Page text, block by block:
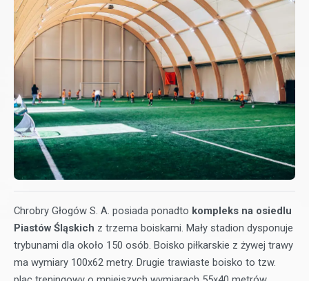
Chrobry Głogów S. A. posiada ponadto kompleks na osiedlu
Piastów Śląskich z trzema boiskami. Mały stadion dysponuje
trybunami dla około 150 osób. Boisko piłkarskie z żywej trawy
ma wymiary 100x62 metry. Drugie trawiaste boisko to tzw.